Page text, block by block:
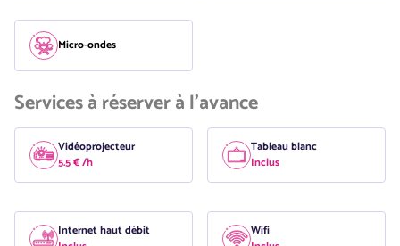
Micro-ondes
Services à réserver à l'avance
Vidéoprojecteur
5.5 € /h
Tableau blanc
Inclus
Internet haut débit
Wifi